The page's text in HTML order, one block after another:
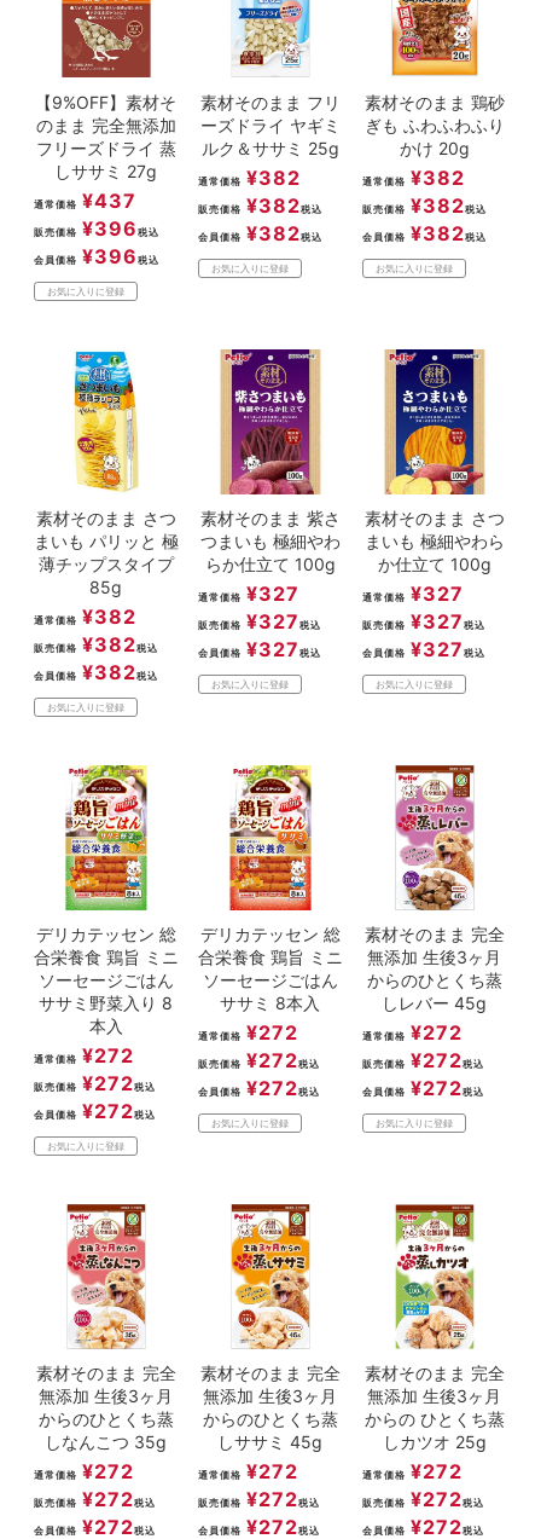
【9%OFF】素材そ
のまま 完全無添加
フリーズドライ 蒸
しササミ 27g
通常価格 ¥437
販売価格 ¥396 税込
会員価格 ¥396 税込
お気に入りに登録
素材そのまま フリ
ーズドライ ヤギミ
ルク＆ササミ 25g
通常価格 ¥382
販売価格 ¥382税込
会員価格 ¥382税込
お気に入りに登録
素材そのまま 鶏砂
ぎも ふわふわふり
かけ 20g
通常価格 ¥382
販売価格 ¥382税込
会員価格 ¥382税込
お気に入りに登録
素材そのまま さつ
まいも パリッと 極
薄チップスタイプ
85g
通常価格 ¥382
販売価格 ¥382税込
会員価格 ¥382税込
お気に入りに登録
素材そのまま 紫さ
つまいも 極細やわ
らか仕立て 100g
通常価格 ¥327
販売価格 ¥327 税込
会員価格 ¥327 税込
お気に入りに登録
素材そのまま さつ
まいも 極細やわら
か仕立て 100g
通常価格 ¥327
販売価格 ¥327 税込
会員価格 ¥327 税込
お気に入りに登録
デリカテッセン 総
合栄養食 鶏旨 ミニ
ソーセージごはん
ササミ野菜入り 8
本入
通常価格 ¥272
販売価格 ¥272税込
会員価格 ¥272税込
お気に入りに登録
デリカテッセン 総
合栄養食 鶏旨 ミニ
ソーセージごはん
ササミ 8本入
通常価格 ¥272
販売価格 ¥272税込
会員価格 ¥272税込
お気に入りに登録
素材そのまま 完全
無添加 生後3ヶ月
からのひとくち蒸
しレバー 45g
通常価格 ¥272
販売価格 ¥272税込
会員価格 ¥272税込
お気に入りに登録
素材そのまま 完全
無添加 生後3ヶ月
からのひとくち蒸
しなんこつ 35g
通常価格 ¥272
販売価格 ¥272税込
会員価格 ¥272税込
素材そのまま 完全
無添加 生後3ヶ月
からのひとくち蒸
しササミ 45g
通常価格 ¥272
販売価格 ¥272税込
会員価格 ¥272税込
素材そのまま 完全
無添加 生後3ヶ月
からの ひとくち蒸
しカツオ 25g
通常価格 ¥272
販売価格 ¥272税込
会員価格 ¥272税込